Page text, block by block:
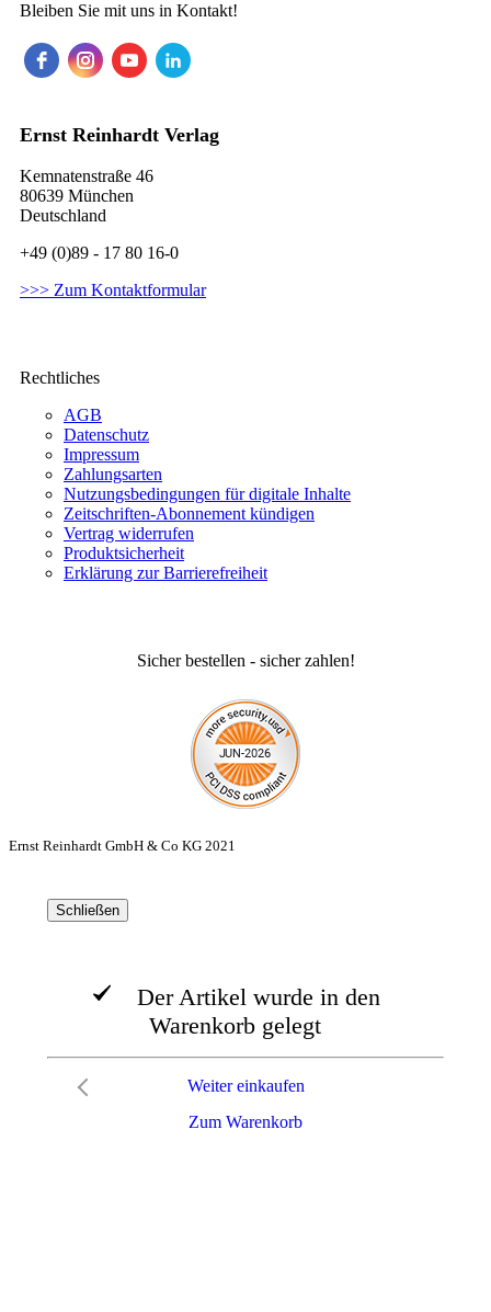
Bleiben Sie mit uns in Kontakt!
Ernst Reinhardt Verlag
Kemnatenstraße 46
80639 München
Deutschland
+49 (0)89 - 17 80 16-0
>>> Zum Kontaktformular
Rechtliches
AGB
Datenschutz
Impressum
Zahlungsarten
Nutzungsbedingungen für digitale Inhalte
Zeitschriften-Abonnement kündigen
Vertrag widerrufen
Produktsicherheit
Erklärung zur Barrierefreiheit
Sicher bestellen - sicher zahlen!
Ernst Reinhardt GmbH & Co KG 2021
Schließen
Der Artikel wurde in den
Warenkorb gelegt
Zum Warenkorb
Weiter einkaufen